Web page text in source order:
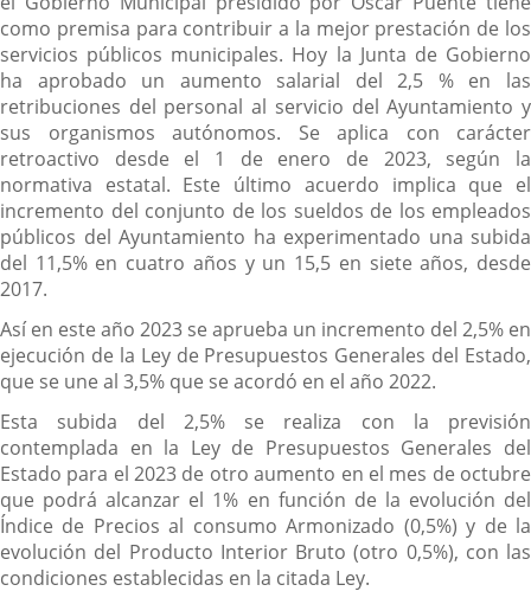
como premisa para contribuir a la mejor prestación de los
servicios públicos municipales. Hoy la Junta de Gobierno
ha aprobado un aumento salarial del 2,5 % en las
retribuciones del personal al servicio del Ayuntamiento y
sus organismos autónomos. Se aplica con carácter
retroactivo desde el 1 de enero de 2023, según la
normativa estatal. Este último acuerdo implica que el
incremento del conjunto de los sueldos de los empleados
públicos del Ayuntamiento ha experimentado una subida
del 11,5% en cuatro años y un 15,5 en siete años, desde
2017.
Así en este año 2023 se aprueba un incremento del 2,5% en
ejecución de la Ley de Presupuestos Generales del Estado,
que se une al 3,5% que se acordó en el año 2022.
Esta subida del 2,5% se realiza con la previsión
contemplada en la Ley de Presupuestos Generales del
Estado para el 2023 de otro aumento en el mes de octubre
que podrá alcanzar el 1% en función de la evolución del
Índice de Precios al consumo Armonizado (0,5%) y de la
evolución del Producto Interior Bruto (otro 0,5%), con las
condiciones establecidas en la citada Ley.